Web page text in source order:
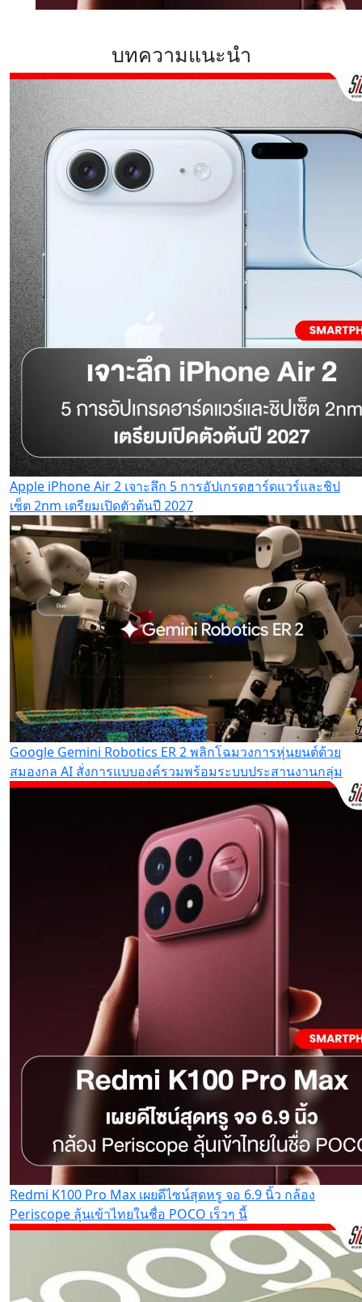
บทความแนะนำ
Apple iPhone Air 2 เจาะลึก 5 การอัปเกรดฮาร์ดแวร์และชิป
เซ็ต 2nm เตรียมเปิดตัวต้นปี 2027
Google Gemini Robotics ER 2 พลิกโฉมวงการหุ่นยนต์ด้วย
สมองกล AI สั่งการแบบองค์รวมพร้อมระบบประสานงานกลุ่ม
Redmi K100 Pro Max เผยดีไซน์สุดหรู จอ 6.9 นิ้ว กล้อง
Periscope ลุ้นเข้าไทยในชื่อ POCO เร็วๆ นี้